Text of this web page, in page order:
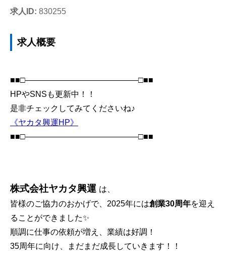
求人ID: 830255
求人概要
■■□――――――――――――――□■■
HPやSNSも更新中！！
是非チェックしてみてくださいね♪
《ヤカタ興運HP》
■■□――――――――――――――□■■
株式会社ヤカタ興運 は、
皆様のご協力のおかげで、2025年には創業30周年を迎え
ることができました✨
順調に仕事の依頼が増え、業績は好調！
35周年に向け、まだまだ成長していきます！！